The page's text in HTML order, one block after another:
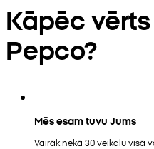
Kāpēc
Pepco?
Mēs esam tuvu Jums
Vairāk nekā 30 veikalu visā